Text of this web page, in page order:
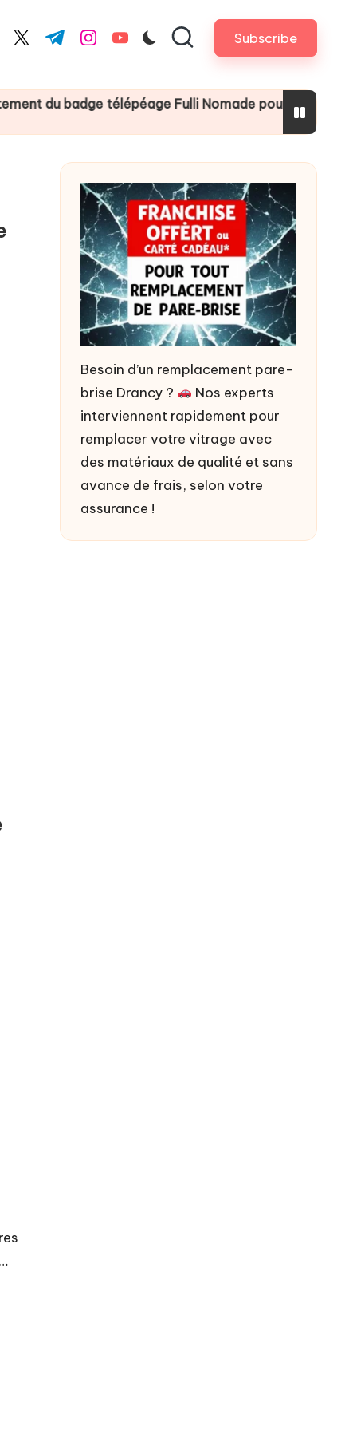
twitter.com
t.me instagram.com
youtube.com Subscribe
Fulli Nomade pour un été sans embouteillages
Besoin d’un remplacement pare-
brise Drancy?
Nos experts
interviennent rapidement pour
remplacer votre vitrage avec
des matériaux de qualité et sans
avance de frais, selon votre
assurance !